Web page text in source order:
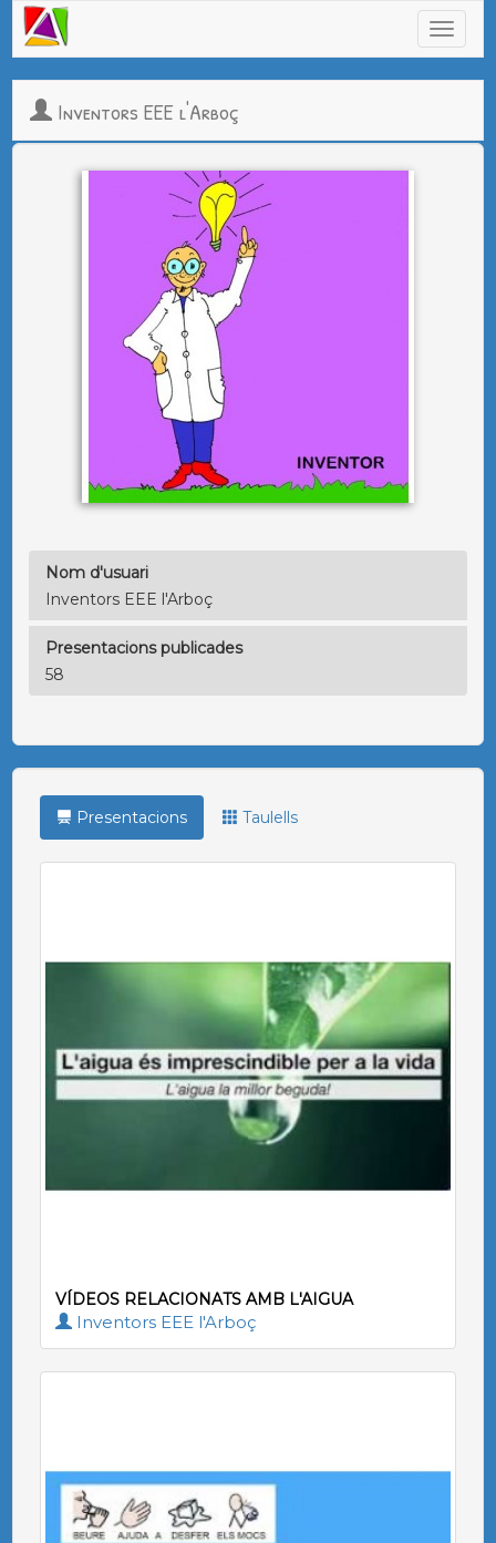
Inventors EEE l'Arboç
Nom d'usuari
Inventors EEE l'Arboç
Presentacions publicades
58
Presentacions Taulells
VÍDEOS RELACIONATS AMB L'AIGUA
Inventors EEE l'Arboç